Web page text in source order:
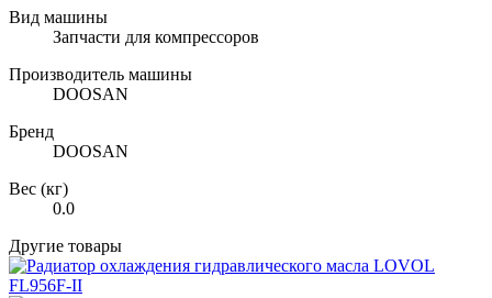
Вид машины
Запчасти для компрессоров
Производитель машины
DOOSAN
Бренд
DOOSAN
Вес (кг)
0.0
Другие товары